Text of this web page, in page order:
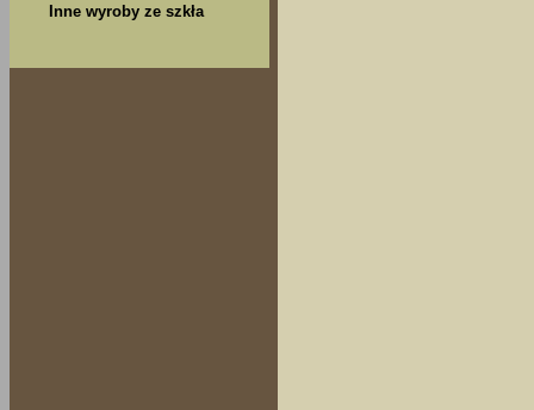
Inne wyroby ze szkła